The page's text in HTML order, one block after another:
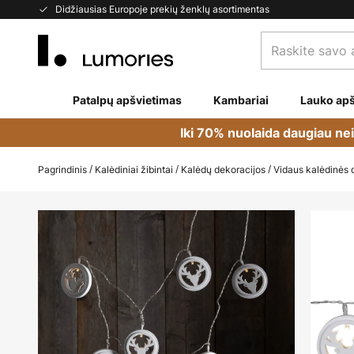
Didžiausias Europoje prekių ženklų asortimentas
Skip
savo
Patalpų apšvietimas Kambariai Lauko
Iki 70% nuolaida daugiau
Pagrindinis Kalėdiniai žibintai Kalėdų dekoracijos Vidaus kalėdinės